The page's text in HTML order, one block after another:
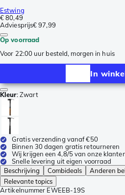
Estwing
€ 80,49
Adviesprijs€ 97,99
Op voorraad
Voor 22:00 uur besteld, morgen in huis
In
Kleur:Zwart
Gratis verzending vanaf €50
Binnen 30 dagen gratis retourneren
Wij krijgen een 4,8/5 van onze
Snelle levering uit eigen voorraad
Beschrijving
Combideals Anderen
Relevante topics
Artikelnummer EWEEB-19S